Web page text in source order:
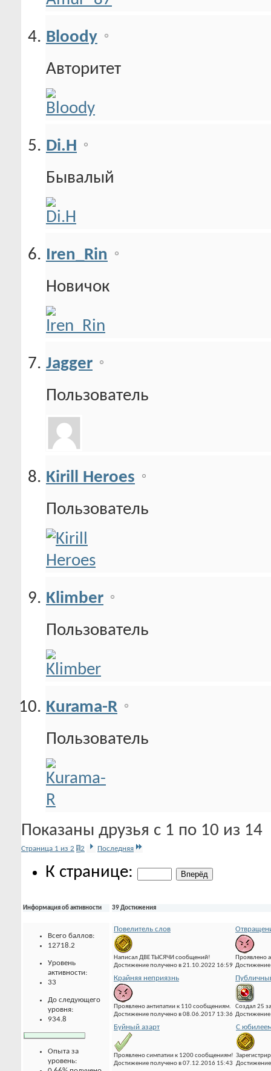
Bloody
Авторитет
Di.H
Бывалый
Iren_Rin
Новичок
Jagger
Пользователь
Kirill Heroes
Пользователь
Klimber
Пользователь
Kurama-R
Пользователь
Показаны друзья с 1 по 10 из 14
Страница 1 из 2 12 Последняя
К странице:
Информация об активности
Всего баллов:
12718.2
Уровень
активности:
33
До следующего
уровня:
934.8
Опыта за
уровень:
39 Достижения
Повелитель слов
Написал ДВЕ ТЫСЯЧИ сообщений!
Достижение получено в 21.10.2022 16:59
Проявлено
Крайняя неприязнь
Проявлено антипатии к 110 сообщениям.
Достижение получено в 08.06.2017 13:36
Создал 25
Буйный азарт
Проявлено симпатии к 1200 сообщениям!
Достижение получено в 07.12.2016 15:43
С